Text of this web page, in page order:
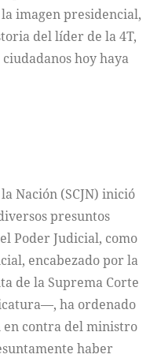
imagen presidencial,
del líder de la 4T,
hoy haya
Nación (SCJN) inició
presuntos
Poder Judicial, como
encabezado por la
de la Suprema Corte
ha ordenado
contra del ministro
haber